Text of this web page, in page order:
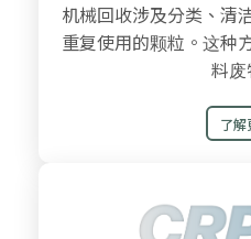
机械回收涉及分类、清
重复使用的颗粒。这种
料废
了解